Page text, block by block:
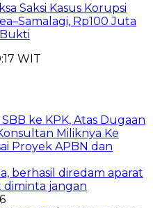
Saksi Kasus Korupsi
Rp100 Juta
WIT
ke KPK, Atas Dugaan
Miliknya Ke
Proyek APBN dan
berhasil diredam aparat
diminta jangan